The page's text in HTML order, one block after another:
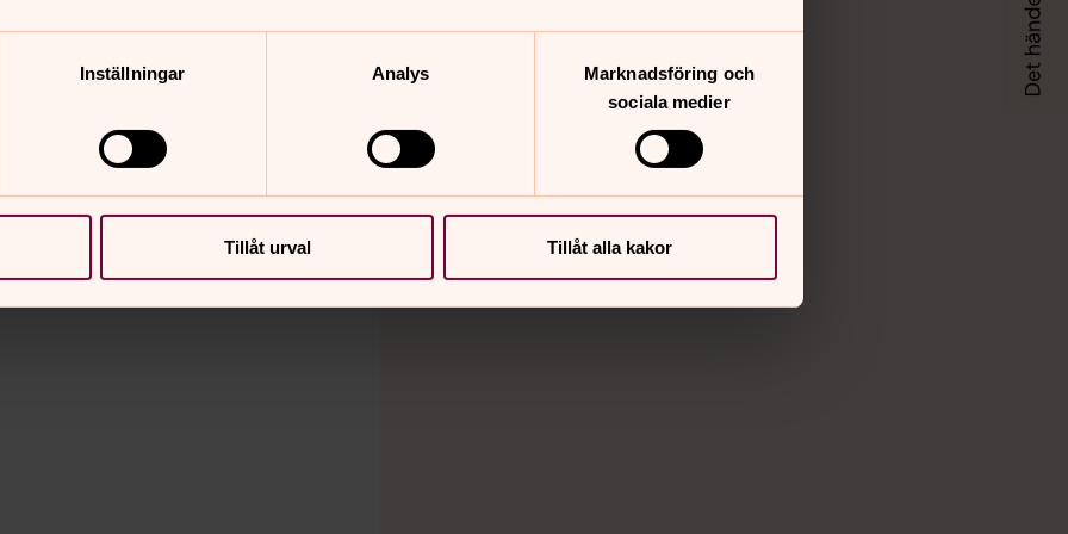
Inställningar Analys
Marknadsföring och
sociala medier
Tillåt urval Tillåt alla kakor
34